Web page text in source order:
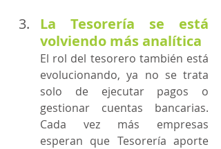
La Tesorería se está
volviendo más analítica
El rol del tesorero también está
evolucionando, ya no se trata
solo de ejecutar pagos o
gestionar cuentas bancarias.
Cada vez más empresas